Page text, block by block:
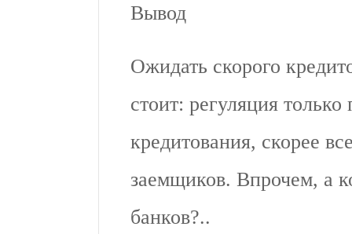
Вывод
Ожидать скорого
стоит: регуляция
кредитования, скорее
заемщиков. Впрочем, а
банков?..